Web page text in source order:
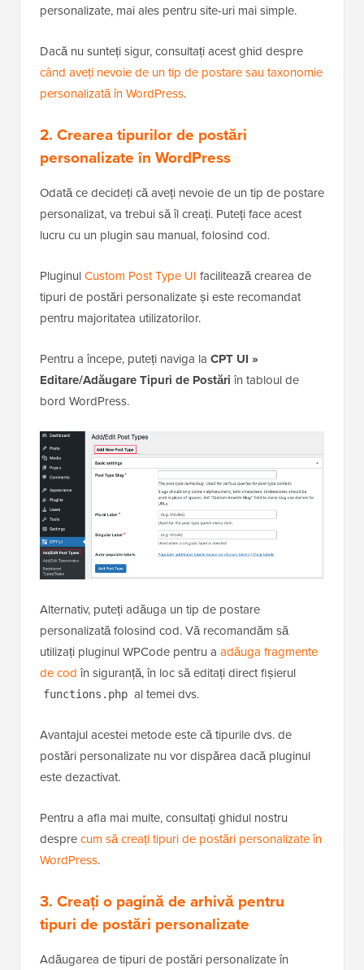
personalizate, mai ales pentru site-uri mai simple.
Dacă nu sunteți sigur, consultați acest ghid despre
când aveți nevoie de un tip de postare sau taxonomie
personalizată în WordPress.
2. Crearea tipurilor de postări
personalizate în WordPress
Odată ce decideți că aveți nevoie de un tip de postare
personalizat, va trebui să îl creați. Puteți face acest
lucru cu un plugin sau manual, folosind cod.
PluginulCustom Post Type UI facilitează crearea de
tipuri de postări personalizate și este recomandat
pentru majoritatea utilizatorilor.
Pentru a începe, puteți naviga la CPT UI »
Editare/Adăugare Tipuri de Postări în tabloul de
bord WordPress.
Alternativ, puteți adăuga un tip de postare
personalizată folosind cod. Vă recomandăm să
utilizați pluginul WPCode pentru a adăuga fragmente
de cod în siguranță, în loc să editați direct fișierul
functions.php al temei dvs.
Avantajul acestei metode este că tipurile dvs. de
postări personalizate nu vor dispărea dacă pluginul
este dezactivat.
Pentru a afla mai multe, consultați ghidul nostru
desprecum să creați tipuri de postări personalizate în
WordPress.
3. Creați o pagină de arhivă pentru
tipuri de postări personalizate
Adăugarea de tipuri de postări personalizate în